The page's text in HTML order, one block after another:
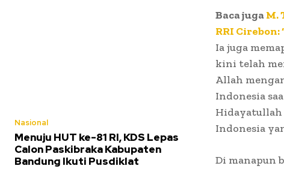
Nasional
Menuju HUT ke-81 RI, KDS Lepas
Calon Paskibraka Kabupaten
Bandung Ikuti Pusdiklat
Baca jugaM.
RRI
Ia juga
kini telah
Allah
Indonesia
Hidayatullah
Indonesia
Di manapun